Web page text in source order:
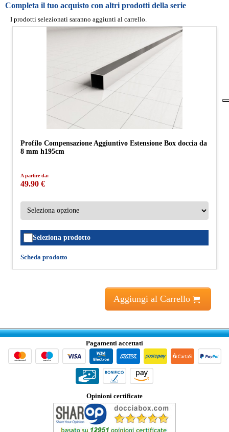
Completa il tuo acquisto con altri prodotti della serie
I prodotti selezionati saranno aggiunti al carrello.
Profilo Compensazione Aggiuntivo Estensione Box doccia da
8 mm h195cm
A partire da:
49.90 €
Seleziona prodotto
Scheda prodotto
Aggiungi al Carrello
Pagamenti accettati
Opinioni certificate